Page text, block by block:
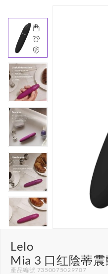
Lelo
Mia 3 口红陰蒂
產品編號 7350075029707